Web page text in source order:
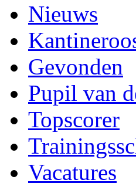
Nieuws
Gevonden
Pupil van
Topscorer
Vacatures